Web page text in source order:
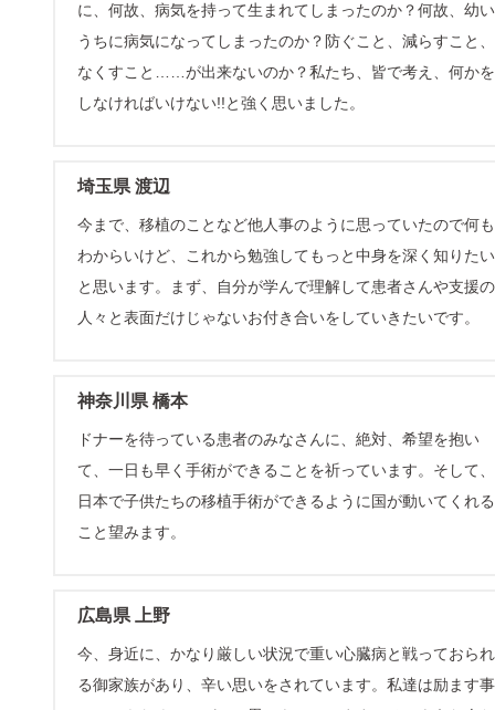
に、何故、病気を持って生まれてしまったのか？何故、幼い
うちに病気になってしまったのか？防ぐこと、減らすこと、
なくすこと……が出来ないのか？私たち、皆で考え、何かを
しなければいけない!!と強く思いました。
埼玉県 渡辺
今まで、移植のことなど他人事のように思っていたので何も
わからいけど、これから勉強してもっと中身を深く知りたい
と思います。まず、自分が学んで理解して患者さんや支援の
人々と表面だけじゃないお付き合いをしていきたいです。
神奈川県 橋本
ドナーを待っている患者のみなさんに、絶対、希望を抱い
て、一日も早く手術ができることを祈っています。そして、
日本で子供たちの移植手術ができるように国が動いてくれる
こと望みます。
広島県 上野
今、身近に、かなり厳しい状況で重い心臓病と戦っておられ
る御家族があり、辛い思いをされています。私達は励ます事